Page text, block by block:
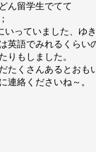
ん留学生でてて
っていました、ゆき
英語でみれるくら
りもしました。
たくさんあるとおも
連絡くださいね～。